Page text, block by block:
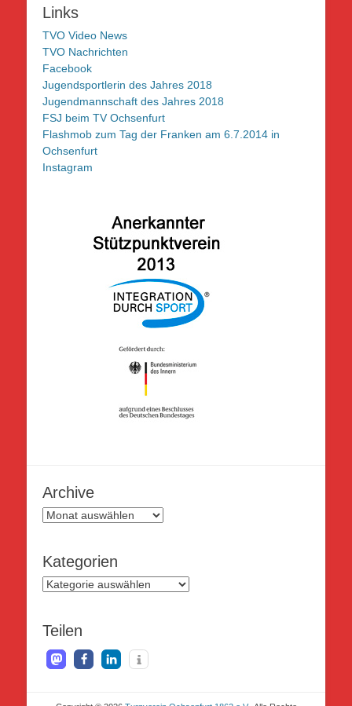
Links
TVO Video News
TVO Nachrichten
Facebook
Jugendsportlerin des Jahres 2018
Jugendmannschaft des Jahres 2018
FSJ beim TV Ochsenfurt
Flashmob zum Tag der Franken am 6.7.2014 in
Ochsenfurt
Instagram
Archive
Archive
Kategorien
Kategorien
Teilen